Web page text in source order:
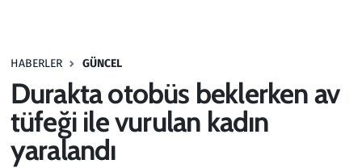
HABERLER GÜNCEL
Durakta otobüs beklerken av
tüfeği ile vurulan kadın
yaralandı
Haber
Kültür Sanat
Kurumsal Haberler